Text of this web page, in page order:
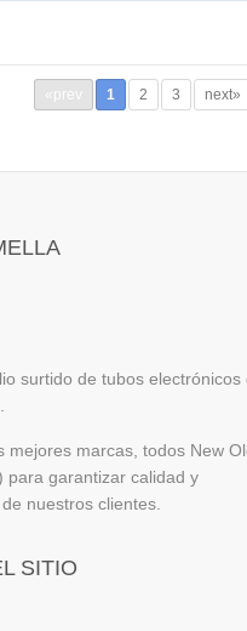
«prev 1 2 3 next»
surtido de tubos electrónicos
mejores marcas, todos New
para garantizar calidad y
nuestros clientes.
SITIO